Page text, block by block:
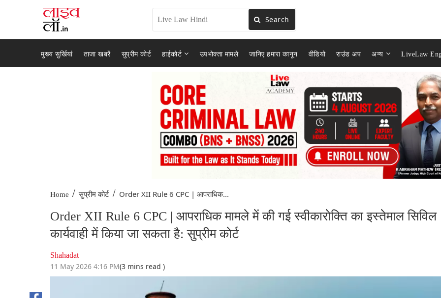
Search
मुख्य सुर्खियां ताजा खबरें सुप्रीम कोर्ट हाईकोर्ट उपभोक्ता मामले जानिए हमारा कानून वीडियो राउंड अप अन्य LiveLaw
Home / सुप्रीम कोर्ट / Order XII Rule 6 CPC | आपराधिक...
Order XII Rule 6 CPC | आपराधिक मामले में की गई स्वीकारोक्ति का इस्तेमाल सिविल
कार्यवाही में किया जा सकता है: सुप्रीम कोर्ट
Shahadat
11 May 2026 4:16 PM(3 mins read )